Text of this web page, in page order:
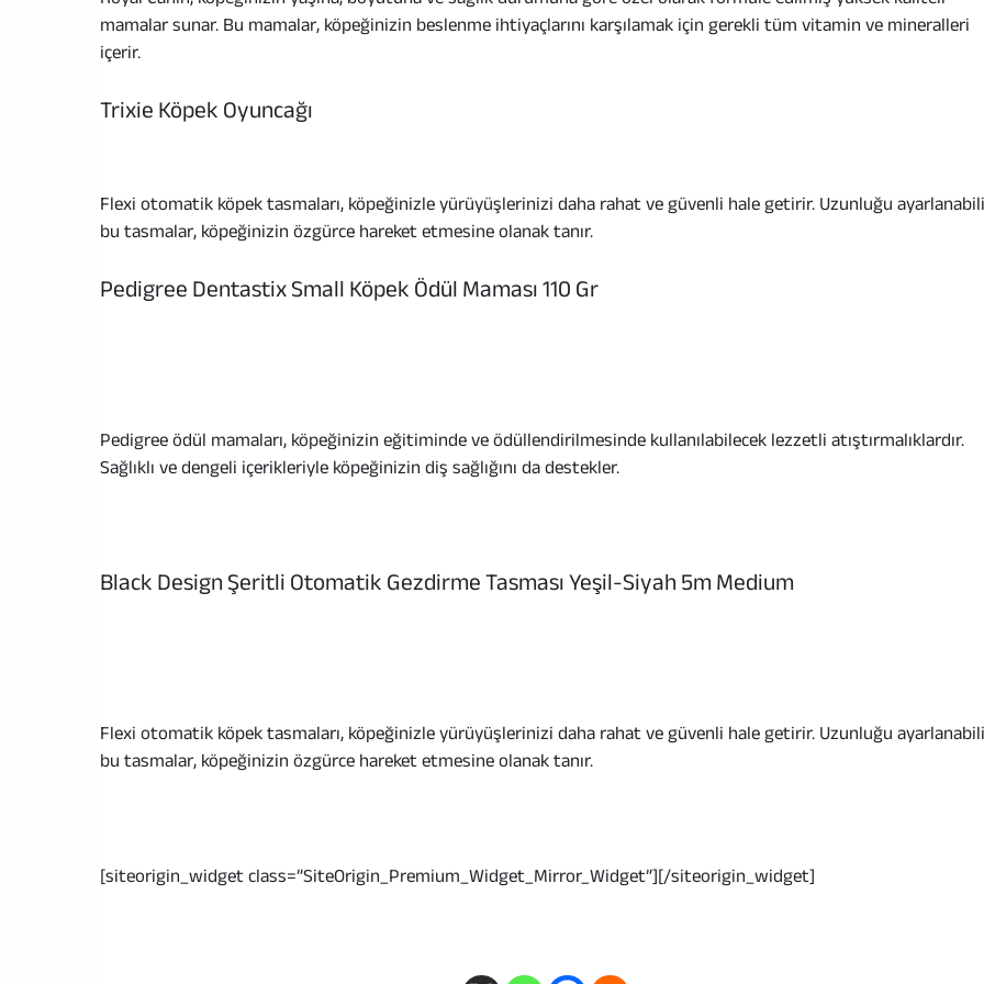
mamalar sunar. Bu mamalar, köpeğinizin beslenme ihtiyaçlarını karşılamak için gerekli tüm vitamin ve mineralleri
içerir.
Trixie Köpek Oyuncağı
Flexi otomatik köpek tasmaları, köpeğinizle yürüyüşlerinizi daha rahat ve güvenli hale getirir. Uzunluğu
bu tasmalar, köpeğinizin özgürce hareket etmesine olanak tanır.
Pedigree Dentastix Small Köpek Ödül Maması 110 Gr
Pedigree ödül mamaları, köpeğinizin eğitiminde ve ödüllendirilmesinde kullanılabilecek lezzetli atıştırmalıklardır.
Sağlıklı ve dengeli içerikleriyle köpeğinizin diş sağlığını da destekler.
Black Design Şeritli Otomatik Gezdirme Tasması Yeşil-Siyah 5m Medium
Flexi otomatik köpek tasmaları, köpeğinizle yürüyüşlerinizi daha rahat ve güvenli hale getirir. Uzunluğu
bu tasmalar, köpeğinizin özgürce hareket etmesine olanak tanır.
[siteorigin_widget class=”SiteOrigin_Premium_Widget_Mirror_Widget”][/siteorigin_widget]